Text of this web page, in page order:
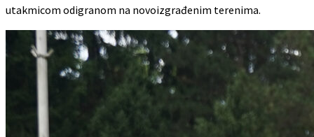
utakmicom odigranom na novoizgrađenim terenima.